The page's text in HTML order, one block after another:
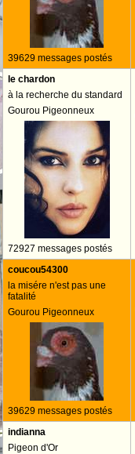
39629 messages postés
le chardon
à la recherche du standard
Gourou Pigeonneux
72927 messages postés
coucou54300
la misére n'est pas une
fatalité
Gourou Pigeonneux
39629 messages postés
indianna
Pigeon d'Or